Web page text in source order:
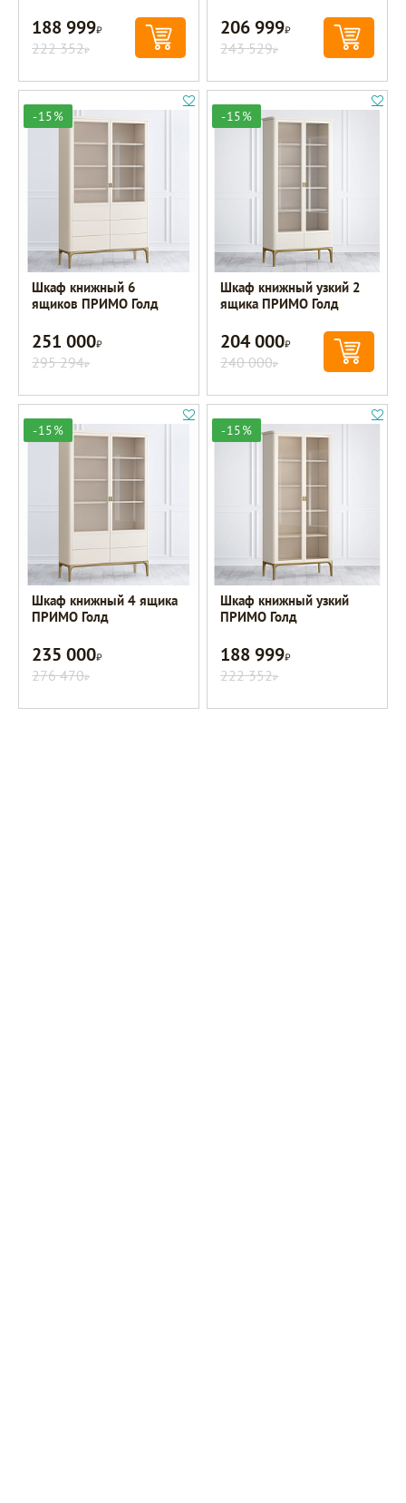
188 999Р
222 352Р
206 999Р
243 529Р
-15%
Шкаф книжный 6
ящиков ПРИМО Голд
251 000Р
295 294Р
-15%
Шкаф книжный узкий 2
ящика ПРИМО Голд
204 000Р
240 000Р
-15%
Шкаф книжный 4 ящика
ПРИМО Голд
235 000Р
276 470Р
-15%
Шкаф книжный узкий
ПРИМО Голд
188 999Р
222 352Р